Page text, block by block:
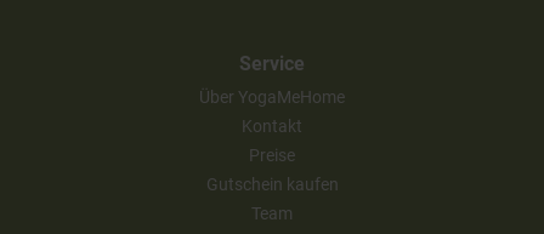
Service
Über YogaMeHome
Kontakt
Preise
Gutschein kaufen
Team